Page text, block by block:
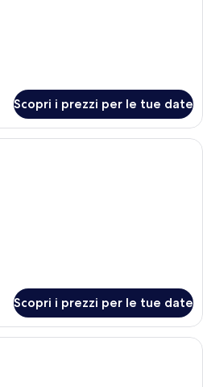
Scopri i prezzi per le tue date
Un'ampia sala con una scala in
Scopri i prezzi per le tue date
Una camera da letto con un letto